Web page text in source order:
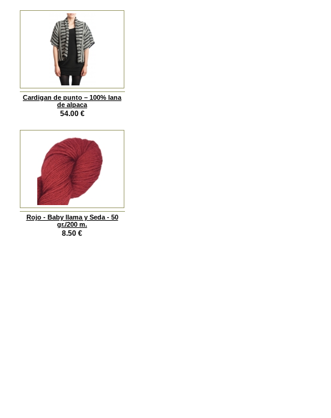
Cardigan de punto – 100% lana
de alpaca
54.00 €
Rojo - Baby llama y Seda - 50
gr./200 m.
8.50 €